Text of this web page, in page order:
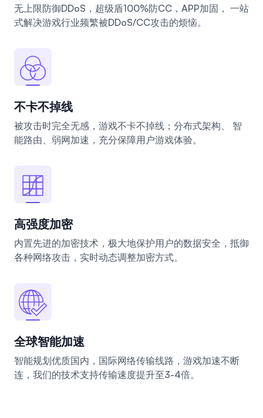
无上限防御DDoS，超级盾100%防CC，APP加固， 一站
式解决游戏行业频繁被DDoS/CC攻击的烦恼。
不卡不掉线
被攻击时完全无感，游戏不卡不掉线；分布式架构、 智
能路由、弱网加速，充分保障用户游戏体验。
高强度加密
内置先进的加密技术，极大地保护用户的数据安全，抵御
各种网络攻击，实时动态调整加密方式。
全球智能加速
智能规划优质国内，国际网络传输线路，游戏加速不断
连，我们的技术支持传输速度提升至3-4倍。